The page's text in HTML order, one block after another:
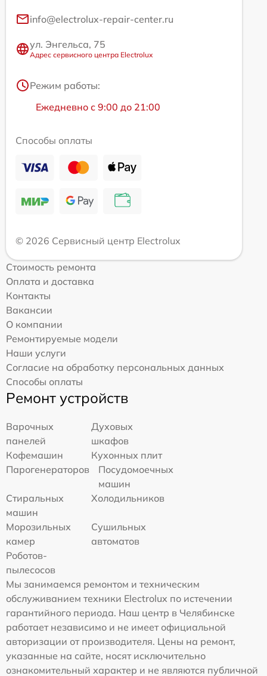
info@electrolux-repair-center.ru
ул. Энгельса, 75
Адрес сервисного центра Electrolux
Режим работы:
Ежедневно с 9:00 до 21:00
Способы оплаты
© 2026 Сервисный центр Electrolux
Стоимость ремонта
Оплата и доставка
Контакты
Вакансии
О компании
Ремонтируемые модели
Наши услуги
Согласие на обработку персональных данных
Способы оплаты
Ремонт устройств
Варочных
панелей
Духовых
шкафов
Кофемашин
Кухонных плит
Парогенераторов
Посудомоечных
машин
Стиральных
машин
Холодильников
Морозильных
камер
Сушильных
автоматов
Роботов-
пылесосов
Мы занимаемся ремонтом и техническим
обслуживанием техники Electrolux по истечении
гарантийного периода. Наш центр в Челябинске
работает независимо и не имеет официальной
авторизации от производителя. Цены на ремонт,
указанные на сайте, носят исключительно
ознакомительный характер и не являются публичной